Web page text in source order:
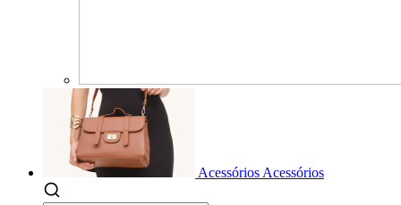
Acessórios Acessórios